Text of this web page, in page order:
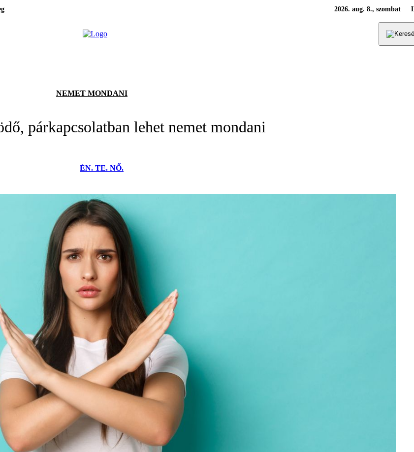
2026. aug. 8., szombat
NEMET MONDANI
párkapcsolatban lehet nemet mondani
ÉN. TE. NŐ.